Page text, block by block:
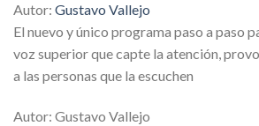
was:
$197.00.
$6.00.
Autor: Gustavo Vallejo
El nuevo y único programa paso a paso
voz superior que capte la atención,
a las personas que la escuchen
Autor: Gustavo Vallejo